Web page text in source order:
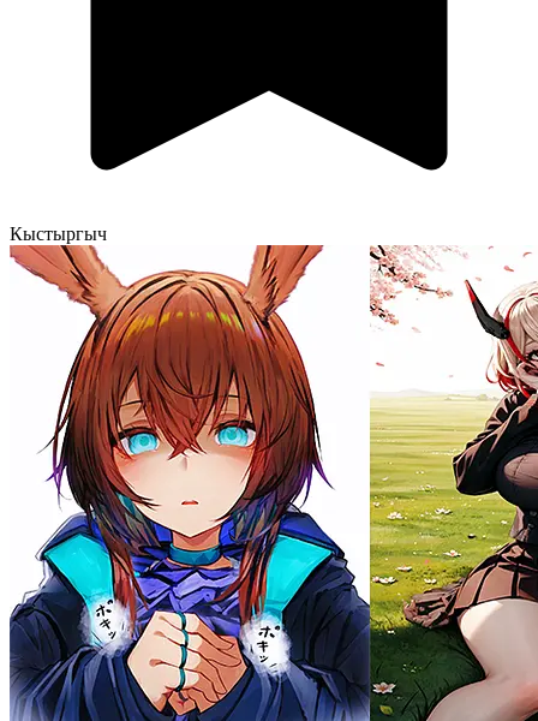
Кыстыргыч